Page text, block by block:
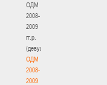
ОДМ
2008-
2009
гг.р.
(девушки)
ОДМ
2008-
2009